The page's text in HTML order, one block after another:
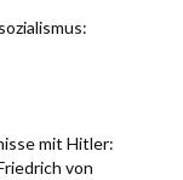
mit Hitler:
von